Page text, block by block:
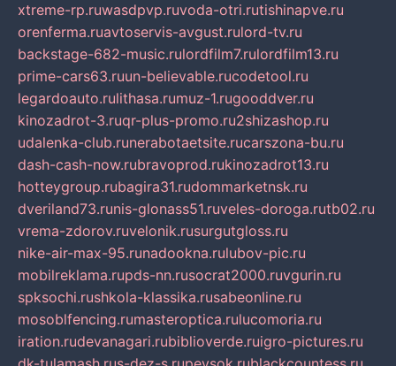
xtreme-rp.ruwasdpvp.ruvoda-otri.rutishinapve.ru
orenferma.ruavtoservis-avgust.rulord-tv.ru
backstage-682-music.rulordfilm7.rulordfilm13.ru
prime-cars63.ruun-believable.rucodetool.ru
legardoauto.rulithasa.rumuz-1.rugooddver.ru
kinozadrot-3.ruqr-plus-promo.ru2shizashop.ru
udalenka-club.runerabotaetsite.rucarszona-bu.ru
dash-cash-now.rubravoprod.rukinozadrot13.ru
hotteygroup.rubagira31.rudommarketnsk.ru
dveriland73.runis-glonass51.ruveles-doroga.rutb02.ru
vrema-zdorov.ruvelonik.rusurgutgloss.ru
nike-air-max-95.runadookna.rulubov-pic.ru
mobilreklama.rupds-nn.rusocrat2000.ruvgurin.ru
spksochi.rushkola-klassika.rusabeonline.ru
mosoblfencing.rumasteroptica.rulucomoria.ru
iration.rudevanagari.rubiblioverde.ruigro-pictures.ru